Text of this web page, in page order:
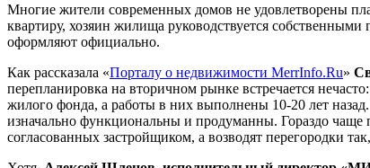
Многие жители современных домов не удовлетворены
квартиру, хозяин жилища руководствуется
оформляют официально.
Как рассказала «Порталу о недвижимости MerrInfo.Ru»
перепланировка на вторичном рынке встречается
жилого фонда, а работы в них выполнены 10-20 лет
изначально функциональны и продуманны. Гораздо чаще
согласованных застройщиком, а возводят перегородки